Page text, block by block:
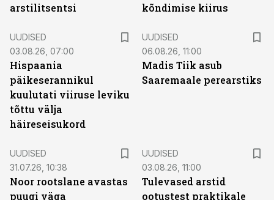
arstilitsentsi
kõndimise kiirus
UUDISED
03.08.26, 07:00
Hispaania
päikeserannikul
kuulutati viiruse leviku
tõttu välja
häireseisukord
UUDISED
06.08.26, 11:00
Madis Tiik asub
Saaremaale perearstiks
UUDISED
31.07.26, 10:38
Noor rootslane avastas
puugi väga
UUDISED
03.08.26, 11:00
Tulevased arstid
ootustest praktikale